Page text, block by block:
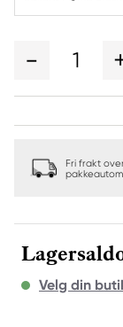
1
Fri frakt
Velg din